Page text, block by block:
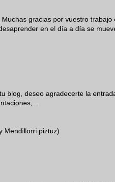
gracias por vuestro
en el día a día se
blog, deseo agradecerte la
Mendillorri piztuz)